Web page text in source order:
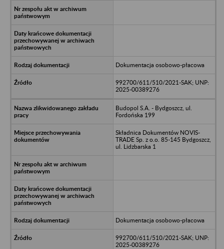
Dokumentacja osobowo-płacowa
992700/611/510/2021-SAK; UNP:
2025-00389276
Budopol S.A. - Bydgoszcz, ul.
Fordońska 199
Składnica Dokumentów NOVIS-
TRADE Sp. z o.o. 85-145 Bydgoszcz,
ul. Lidzbarska 1
Dokumentacja osobowo-płacowa
992700/611/510/2021-SAK; UNP:
2025-00389276